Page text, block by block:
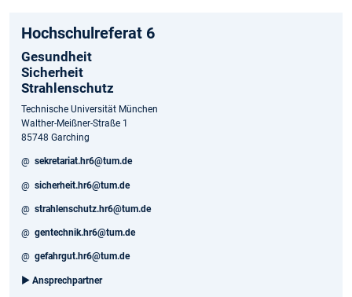
Hochschulreferat 6
Gesundheit
Sicherheit
Strahlenschutz
Technische Universität München
Walther-Meißner-Straße 1
85748 Garching
@ sekretariat.hr6@tum.de
@ sicherheit.hr6@tum.de
@ strahlenschutz.hr6@tum.de
@ gentechnik.hr6@tum.de
@ gefahrgut.hr6@tum.de
► Ansprechpartner